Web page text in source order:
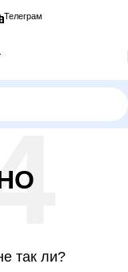
Телеграм
так ли?